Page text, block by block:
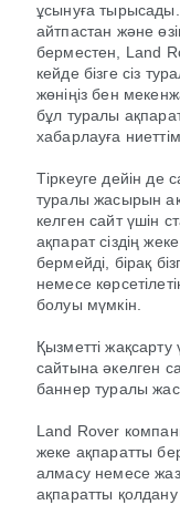
ұсынуға тырысады.
айтпастан және
берместен, Land
кейде бізге сіз
жөніңіз бен
бұл туралы
хабарлауға
Тіркеуге дейін де
туралы жасырын
келген сайт үшін
ақпарат сіздің
бермейді, бірақ
немесе
болуы мүмкін.
Қызметті жақсарту
сайтына әкелген
баннер туралы
Land Rover
жеке ақпаратты
алмасу немесе
ақпаратты